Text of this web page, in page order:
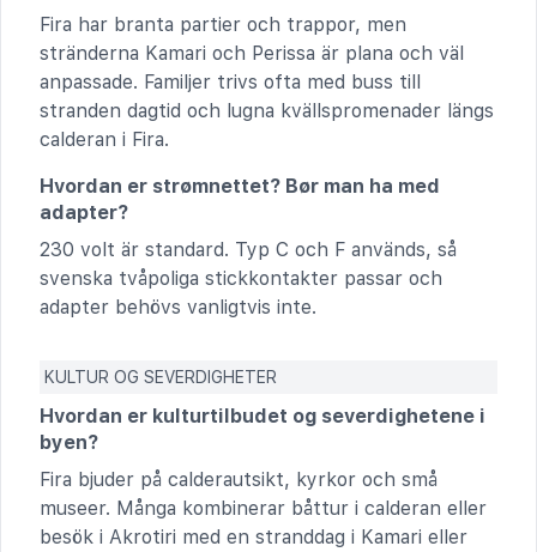
Fira har branta partier och trappor, men
stränderna Kamari och Perissa är plana och väl
anpassade. Familjer trivs ofta med buss till
stranden dagtid och lugna kvällspromenader längs
calderan i Fira.
Hvordan er strømnettet? Bør man ha med
adapter?
230 volt är standard. Typ C och F används, så
svenska tvåpoliga stickkontakter passar och
adapter behövs vanligtvis inte.
KULTUR OG SEVERDIGHETER
Hvordan er kulturtilbudet og severdighetene i
byen?
Fira bjuder på calderautsikt, kyrkor och små
museer. Många kombinerar båttur i calderan eller
besök i Akrotiri med en stranddag i Kamari eller